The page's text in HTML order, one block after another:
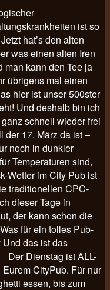
ist so
hat’s den alten
was einen alten Iren
man kann den Tee ja
übrigens mal einen
hier ist unser 500ster
Und deshalb bin ich
schnell wieder frei
der 17. März da ist –
noch in dunkler
Temperaturen sind,
Wetter im City Pub ist
traditionellen CPC-
dieser Tage in
der kann schon die
für ein tolles Pub-
das ist das
Der Dienstag ist ALL-
CityPub. Für nur
essen, bis zum